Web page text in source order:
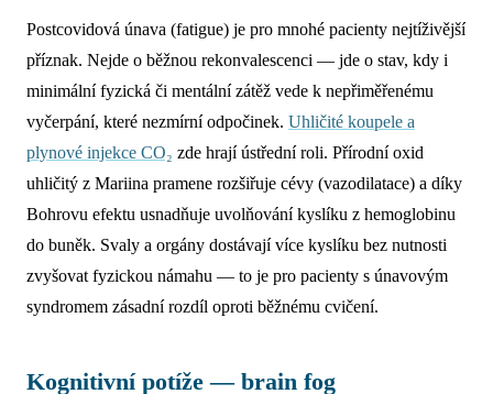
Postcovidová únava (fatigue) je pro mnohé pacienty nejtíživější
příznak. Nejde o běžnou rekonvalescenci — jde o stav, kdy i
minimální fyzická či mentální zátěž vede k nepřiměřenému
vyčerpání, které nezmírní odpočinek. Uhličité koupele a
plynové injekce CO₂ zde hrají ústřední roli. Přírodní oxid
uhličitý z Mariina pramene rozšiřuje cévy (vazodilatace) a díky
Bohrovu efektu usnadňuje uvolňování kyslíku z hemoglobinu
do buněk. Svaly a orgány dostávají více kyslíku bez nutnosti
zvyšovat fyzickou námahu — to je pro pacienty s únavovým
syndromem zásadní rozdíl oproti běžnému cvičení.
Kognitivní potíže — brain fog